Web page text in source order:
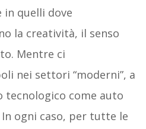
in quelli dove
la creatività, il senso
Mentre ci
nei settori “moderni”, a
tecnologico come auto
ogni caso, per tutte le